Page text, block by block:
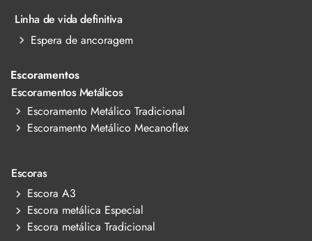
Linha de vida definitiva
Espera de ancoragem
Escoramentos
Escoramentos Metálicos
Escoramento Metálico Tradicional
Escoramento Metálico Mecanoflex
Escoras
Escora A3
Escora metálica Especial
Escora metálica Tradicional